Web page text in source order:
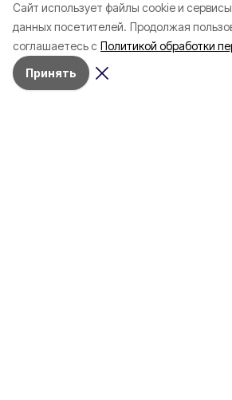
Cайт использует файлы cookie и
данных посетителей. Продолжая
соглашаетесь с Политикой обработки
Принять
в Шебекино